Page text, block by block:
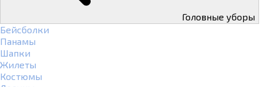
Головные уборы
Бейсболки
Панамы
Шапки
Жилеты
Костюмы